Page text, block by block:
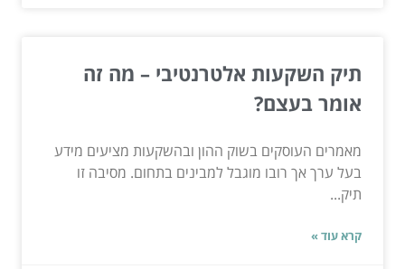
תיק השקעות אלטרנטיבי – מה זה
אומר בעצם?
מאמרים העוסקים בשוק ההון ובהשקעות מציעים מידע
בעל ערך אך רובו מוגבל למבינים בתחום. מסיבה זו
תיק...
קרא עוד »